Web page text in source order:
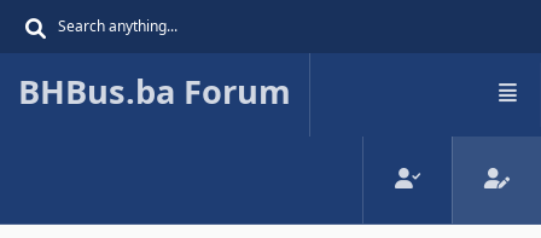
BHBus.ba Forum